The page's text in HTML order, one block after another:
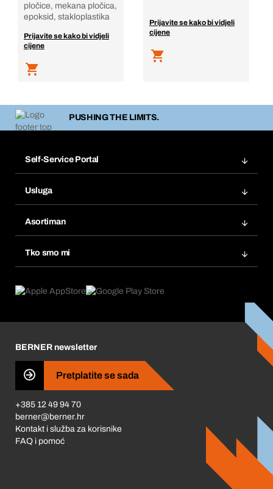
pločice, mekana pločica,
epoksid, stakloplastika
Prijavite se kako bi vidjeli
cijene
Prijavite se kako bi vidjeli
cijene
PUSHING THE LIMITS.
Self-Service Portal
Popisi želja
Ponovno naručivanje
Pretplate
Usluga
Tražitelji proizvoda
Asortiman
Tko smo mi
Što nas pokreće
Business Conduct
BERNER newsletter
Pretplatite se sada
+385 12 49 94 70
berner@berner.hr
Kontakt i služba za korisnike
FAQ i pomoć